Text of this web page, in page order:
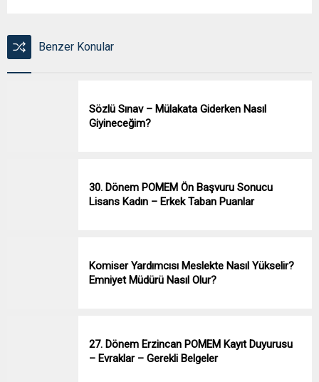
Benzer Konular
Sözlü Sınav – Mülakata Giderken Nasıl
Giyineceğim?
30. Dönem POMEM Ön Başvuru Sonucu
Lisans Kadın – Erkek Taban Puanlar
Komiser Yardımcısı Meslekte Nasıl Yükselir?
Emniyet Müdürü Nasıl Olur?
27. Dönem Erzincan POMEM Kayıt Duyurusu
– Evraklar – Gerekli Belgeler